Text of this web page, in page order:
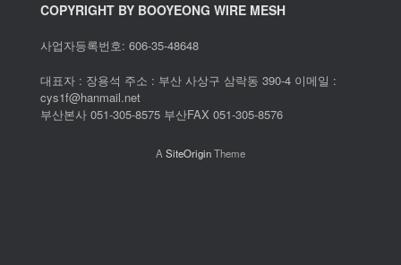
COPYRIGHT BY BOOYEONG WIRE MESH
사업자등록번호: 606-35-48648
대표자 : 장용석 주소 : 부산 사상구 삼락동 390-4 이메일 :
cys1f@hanmail.net
부산본사 051-305-8575 부산FAX 051-305-8576
A SiteOriginTheme